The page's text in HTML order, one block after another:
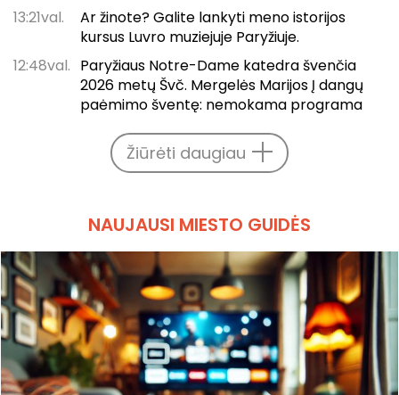
13:21val.
Ar žinote? Galite lankyti meno istorijos
kursus Luvro muziejuje Paryžiuje.
12:48val. Paryžiaus Notre-Dame katedra švenčia
2026 metų Švč. Mergelės Marijos Į dangų
paėmimo šventę: nemokama programa
Žiūrėti daugiau
NAUJAUSI MIESTO GUIDĖS